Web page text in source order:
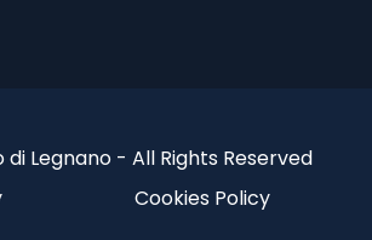
di Legnano - All Rights Reserved
Cookies Policy